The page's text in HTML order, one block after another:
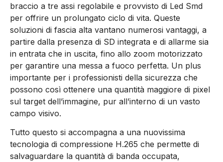
braccio a tre assi regolabile e provvisto di Led Smd
per offrire un prolungato ciclo di vita. Queste
soluzioni di fascia alta vantano numerosi vantaggi, a
partire dalla presenza di SD integrata e di allarme sia
in entrata che in uscita, fino allo zoom motorizzato
per garantire una messa a fuoco perfetta. Un plus
importante per i professionisti della sicurezza che
possono così ottenere una quantità maggiore di pixel
sul target dell’immagine, pur all’interno di un vasto
campo visivo.
Tutto questo si accompagna a una nuovissima
tecnologia di compressione H.265 che permette di
salvaguardare la quantità di banda occupata,